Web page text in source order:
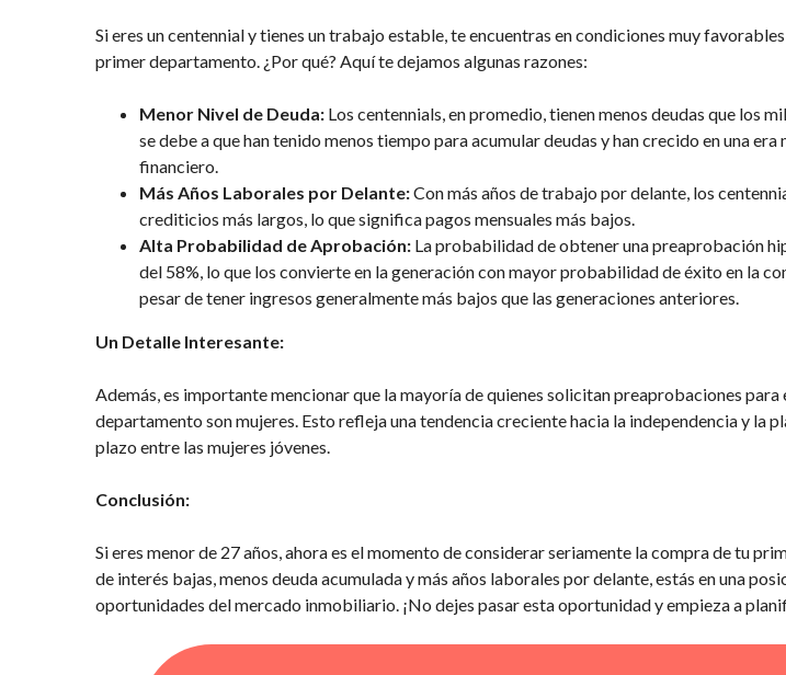
Si eres un centennial y tienes un trabajo estable, te encuentras en condiciones muy
primer departamento. ¿Por qué? Aquí te dejamos algunas razones:
Menor Nivel de Deuda: Los centennials, en promedio, tienen menos deudas que los
se debe a que han tenido menos tiempo para acumular deudas y han crecido en una era
financiero.
Más Años Laborales por Delante:Con más años de trabajo por delante, los
crediticios más largos, lo que significa pagos mensuales más bajos.
Alta Probabilidad de Aprobación: La probabilidad de obtener una preaprobación
del 58%, lo que los convierte en la generación con mayor probabilidad de éxito en la
pesar de tener ingresos generalmente más bajos que las generaciones anteriores.
Un Detalle Interesante:
Además, es importante mencionar que la mayoría de quienes solicitan preaprobaciones
departamento son mujeres. Esto refleja una tendencia creciente hacia la independencia y la
plazo entre las mujeres jóvenes.
Conclusión:
Si eres menor de 27 años, ahora es el momento de considerar seriamente la compra de tu
de interés bajas, menos deuda acumulada y más años laborales por delante, estás en una
oportunidades del mercado inmobiliario. ¡No dejes pasar esta oportunidad y empieza a